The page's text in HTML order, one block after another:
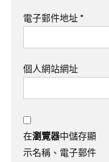
電子郵件地址 *
個人網站網址
在瀏覽器中儲存顯
示名稱、電子郵件